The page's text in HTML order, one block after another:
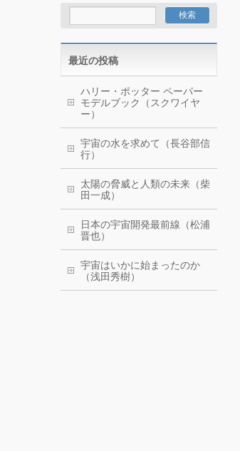
最近の投稿
ハリー・ポッター ペーパー
モデルブック（スクワイヤ
ー）
宇宙の水を求めて（長谷部信
行）
太陽の脅威と人類の未来（柴
田一成）
日本の宇宙開発最前線（松浦
晋也）
宇宙はいかに始まったのか
（浅田秀樹）